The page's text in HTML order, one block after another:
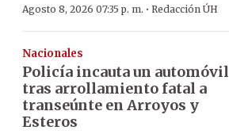
Agosto 8, 2026 07:35 p. m. · Redacción ÚH
Nacionales
Policía incauta un automóvil
tras arrollamiento fatal a
transeúnte en Arroyos y
Esteros